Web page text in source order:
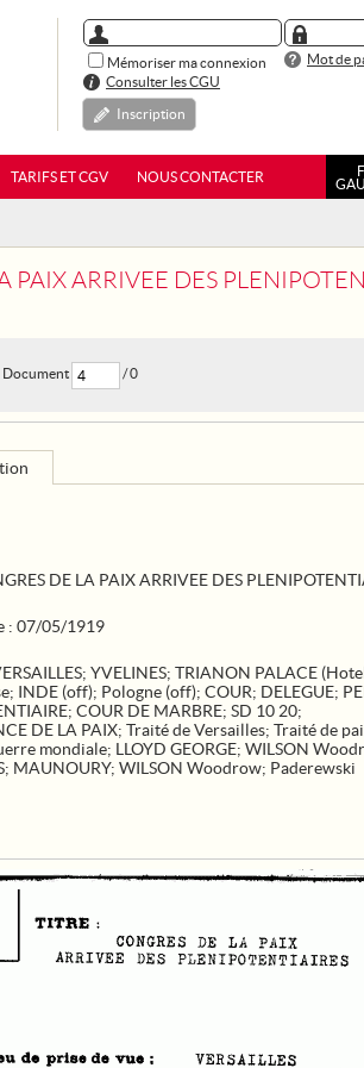
Mémoriser ma connexion
Mot de
Consulter les CGU
Inscription
TARIFS ET CGV NOUS CONTACTER
PAIX ARRIVEE DES
Document / 0
DE LA PAIX ARRIVEE DES
: 07/05/1919
; YVELINES; TRIANON PALACE
; INDE (off); Pologne (off); COUR; DELEGUE;
; COUR DE MARBRE; SD 10 20;
DE LA PAIX; Traité de Versailles; Traité de
mondiale; LLOYD GEORGE; WILSON
; MAUNOURY; WILSON Woodrow; Paderewski